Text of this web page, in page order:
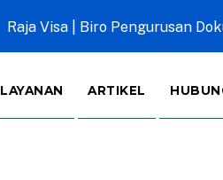
Raja Visa | Biro Pengurusan
LAYANAN ARTIKEL